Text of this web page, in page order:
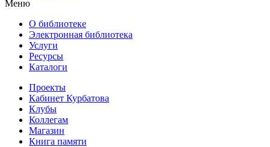
Меню
О библиотеке
Электронная библиотека
Услуги
Ресурсы
Каталоги
Проекты
Кабинет Курбатова
Клубы
Коллегам
Магазин
Книга памяти